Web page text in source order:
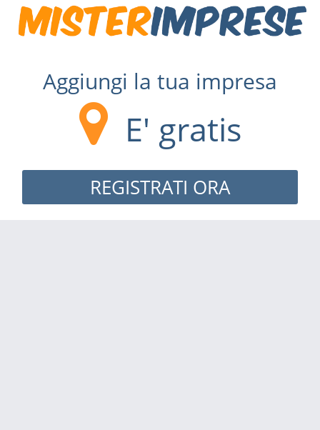
Aggiungi la tua impresa
E' gratis
REGISTRATI ORA